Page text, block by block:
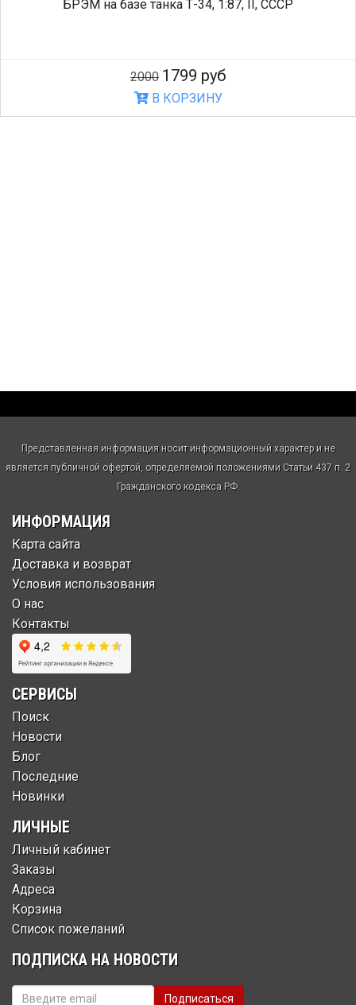
БРЭМ на базе танка Т-34, 1:87, II, СССР
2000 1799 руб
В КОРЗИНУ
Представленная информация носит информационный характер и не
является публичной офертой, определяемой положениями Статьи 437 п. 2
Гражданского кодекса РФ.
ИНФОРМАЦИЯ
Карта сайта
Доставка и возврат
Условия использования
О нас
Контакты
СЕРВИСЫ
Поиск
Новости
Блог
Последние
Новинки
ЛИЧНЫЕ
Личный кабинет
Заказы
Адреса
Корзина
Список пожеланий
ПОДПИСКА НА НОВОСТИ